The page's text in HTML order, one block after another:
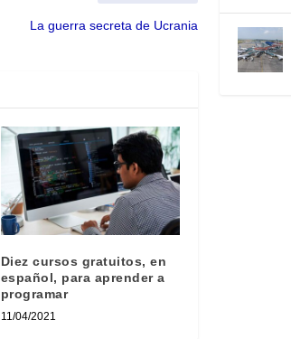
La guerra secreta de Ucrania
Diez cursos gratuitos, en
español, para aprender a
programar
11/04/2021